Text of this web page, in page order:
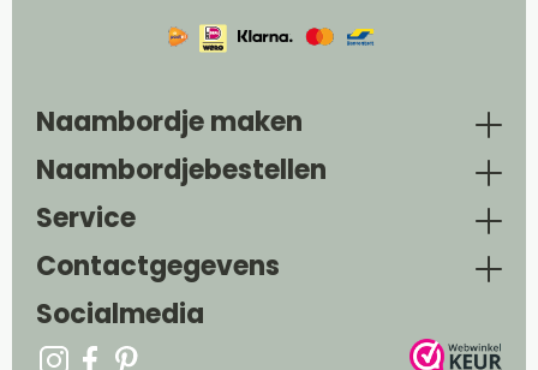
Naambordje maken
Naambordjebestellen
Service
Contactgegevens
Socialmedia